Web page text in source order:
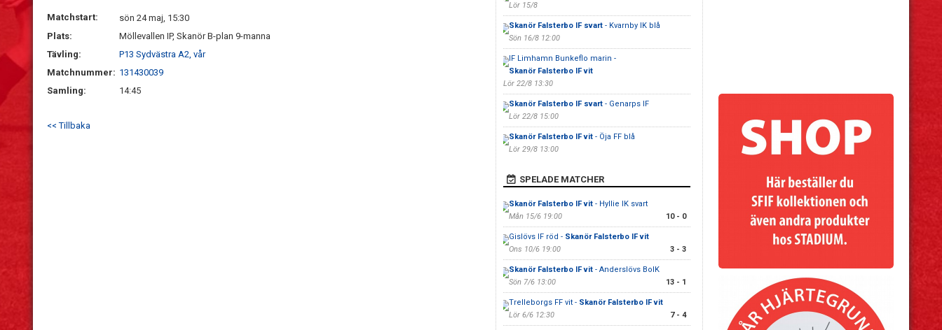
Matchstart:
sön 24 maj, 15:30
Plats:
Möllevallen IP, Skanör B-plan 9-manna
Tävling:
P13 Sydvästra A2, vår
Matchnummer: 131430039
Samling:
14:45
<< Tillbaka
Lör 15/8
Skanör Falsterbo IF svart- Kvarnby IK blå
Sön 16/8 12:00
IF Limhamn Bunkeflo marin -
Skanör Falsterbo IF vit
Lör 22/8 13:30
Skanör Falsterbo IF svart- Genarps IF
Lör 22/8 15:00
Skanör Falsterbo IF vit- Öja FF blå
Lör 29/8 13:00
SPELADE MATCHER
Skanör Falsterbo IF vit- Hyllie IK svart
Mån 15/6 19:00
10 - 0
Gislövs IF röd - Skanör Falsterbo IF vit
Ons 10/6 19:00
3 - 3
Skanör Falsterbo IF vit- Anderslövs BoIK
Sön 7/6 13:00
13 - 1
Trelleborgs FF vit - Skanör Falsterbo IF vit
Lör 6/6 12:30
7 - 4